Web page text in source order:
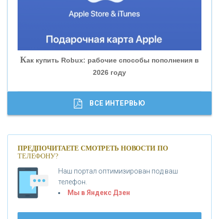
«БАНК ГЛОБЭКС»
«СОВКОМБАНК»
«ГАЗПРОМБАНК»
«МОСКОВСКИЙ КРЕДИТНЫЙ БАНК»
«БАНК ВОЗРОЖДЕНИЕ»
Как купить Robux: рабочие способы пополнения в
2026 году
Банки.ру обновил логотип впервые за 19 лет -
ВСЕ ИНТЕРВЬЮ
ПРЕДПОЧИТАЕТЕ СМОТРЕТЬ НОВОСТИ ПО
ТЕЛЕФОНУ?
Наш портал оптимизирован под ваш
телефон.
Мы в Яндекс Дзен